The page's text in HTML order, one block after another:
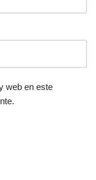
web en este